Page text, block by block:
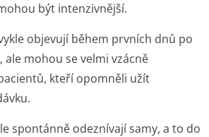
být intenzivnější.
objevují během prvních dnů po
ale mohou se velmi vzácně
kteří opomněli užít
spontánně odeznívají samy, a to do